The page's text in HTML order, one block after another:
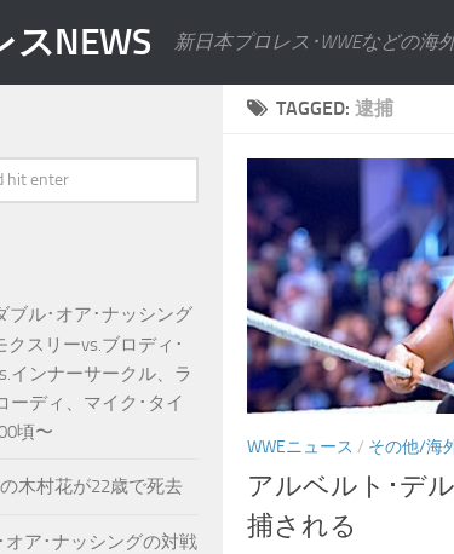
NEWS 新日本プロレス･WWEなどの海
TAGGED: 逮捕
WWEニュース / その他/海
アルベルト･デ
捕される
ブル･オア･ナッシング
スリーvs.ブロディ･
インナーサークル、ラ
ーディ、マイク･タイ
頃〜
木村花が22歳で死去
オア･ナッシングの対戦